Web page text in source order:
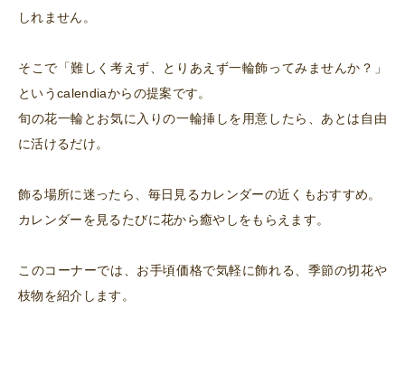
しれません。
そこで「難しく考えず、とりあえず一輪飾ってみませんか？」
というcalendiaからの提案です。
旬の花一輪とお気に入りの一輪挿しを用意したら、あとは自由
に活けるだけ。
飾る場所に迷ったら、毎日見るカレンダーの近くもおすすめ。
カレンダーを見るたびに花から癒やしをもらえます。
このコーナーでは、お手頃価格で気軽に飾れる、季節の切花や
枝物を紹介します。